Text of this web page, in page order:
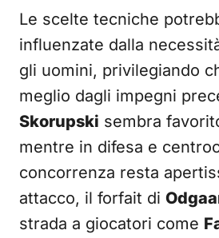
Le scelte tecniche
influenzate dalla
gli uomini, privilegiando
meglio dagli impegni
Skorupski sembra
mentre in difesa e
concorrenza resta
attacco, il forfait di
strada a giocatori come